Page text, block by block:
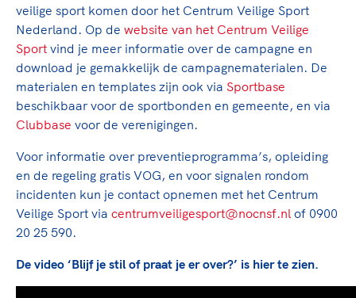
veilige sport komen door het Centrum Veilige Sport
Nederland. Op de website van het Centrum Veilige
Sport vind je meer informatie over de campagne en
download je gemakkelijk de campagnematerialen. De
materialen en templates zijn ook via Sportbase
beschikbaar voor de sportbonden en gemeente, en via
Clubbase voor de verenigingen.
Voor informatie over preventieprogramma’s, opleiding
en de regeling gratis VOG, en voor signalen rondom
incidenten kun je contact opnemen met het Centrum
Veilige Sport via centrumveiligesport@nocnsf.nl of 0900
20 25 590.
De video ‘Blijf je stil of praat je er over?’ is hier te zien.